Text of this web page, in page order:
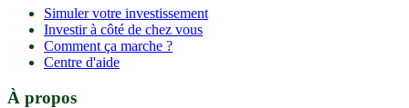
Simuler votre investissement
Investir à côté de chez vous
Comment ça marche ?
Centre d'aide
À propos